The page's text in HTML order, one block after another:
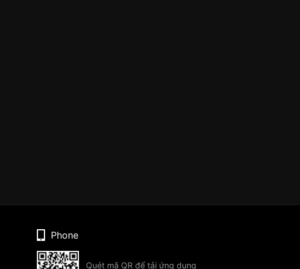
Phone
Quét mã QR để tải ứng dụng